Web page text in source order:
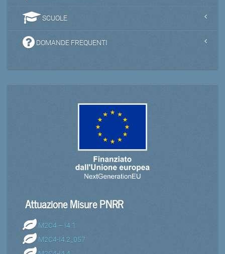
SCUOLE
DOMANDE FREQUENTI
Attuazione Misure PNRR
M2C4 – I4.1
M2C4-I4.2_057